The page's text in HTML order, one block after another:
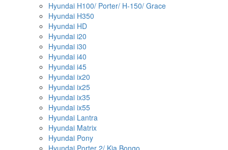
Hyundai H100/ Porter/ H-150/ Grace
Hyundai H350
Hyundai HD
Hyundai i20
Hyundai i30
Hyundai i40
Hyundai i45
Hyundai ix20
Hyundai ix25
Hyundai ix35
Hyundai ix55
Hyundai Lantra
Hyundai Matrix
Hyundai Pony
Hyundai Porter 2/ Kia Bongo